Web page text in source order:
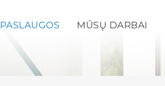
PASLAUGOS MŪSŲ DARBAI